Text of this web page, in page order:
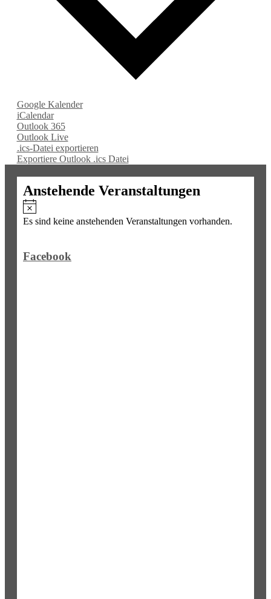
Google Kalender
iCalendar
Outlook 365
Outlook Live
.ics-Datei exportieren
Exportiere Outlook .ics Datei
Anstehende Veranstaltungen
Es sind keine anstehenden Veranstaltungen vorhanden.
Facebook